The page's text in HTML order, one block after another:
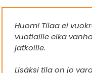
Huom! Tilaa ei
vuotiaille eikä
jatkoille.
Lisäksi tila on jo